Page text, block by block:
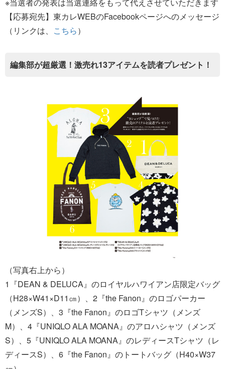
【応募宛先】東カレWEBのFacebookページへのメッセージ
（リンクは、 こちら）
編集部が超厳選！激売れ13アイテムを読者プレゼント！
（写真右上から）
1『DEAN & DELUCA』のロイヤルハワイアン店限定バッグ
（H28×W41×D11㎝）、2『the Fanon』のロゴパーカー
（メンズS）、3『the Fanon』のロゴTシャツ（メンズ
M）、4『UNIQLO ALA MOANA』のアロハシャツ（メンズ
S）、5『UNIQLO ALA MOANA』のレディースTシャツ（レ
ディースS）、6『the Fanon』のトートバッグ（H40×W37